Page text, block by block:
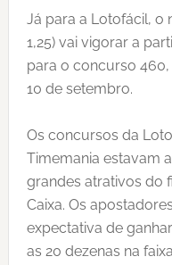
Já para a Lotofácil, o
1,25) vai vigorar a
para o concurso
10 de setembro.
Os concursos da
Timemania estavam
grandes atrativos do
Caixa. Os
expectativa de
as 20 dezenas na